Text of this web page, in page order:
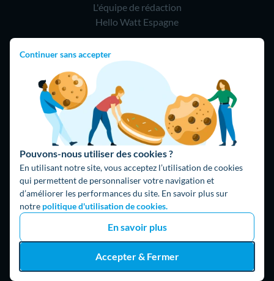
Continuer sans accepter
Pouvons-nous utiliser des cookies ?
En utilisant notre site, vous acceptez l’utilisation de cookies
qui permettent de personnaliser votre navigation et
d’améliorer les performances du site. En savoir plus sur
notre politique d'utilisation de cookies.
En savoir plus
Accepter & Fermer
L'équipe de rédaction
Hello Watt Espagne
Hello Team
Parrainage
Rejoindre notre réseau d'artisans
Hello !
09 75 18 60 60(8h-21h)
75018 Paris